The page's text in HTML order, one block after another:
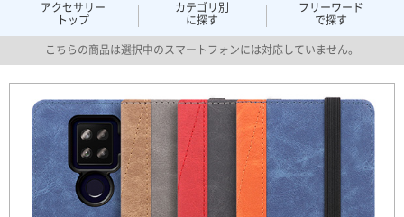
アクセサリー
トップ
カテゴリ別
に探す
フリーワード
で探す
こちらの商品は選択中のスマートフォンには対応していません。